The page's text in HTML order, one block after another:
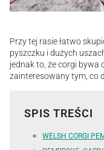
Przy tej rasie łatwo
pyszczku i dużych
jednak to, że corgi bywa
zainteresowany tym, co
SPIS TREŚCI
WELSH CORGI